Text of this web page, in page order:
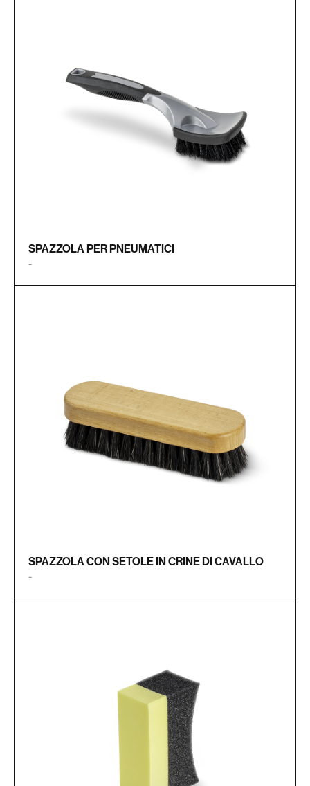
SPAZZOLA PER PNEUMATICI
-
SPAZZOLA CON SETOLE IN CRINE DI CAVALLO
-